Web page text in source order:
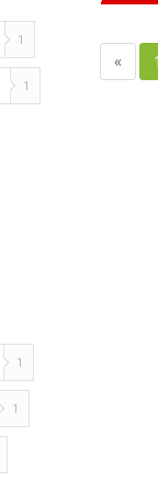
1
1
1
1
« 1